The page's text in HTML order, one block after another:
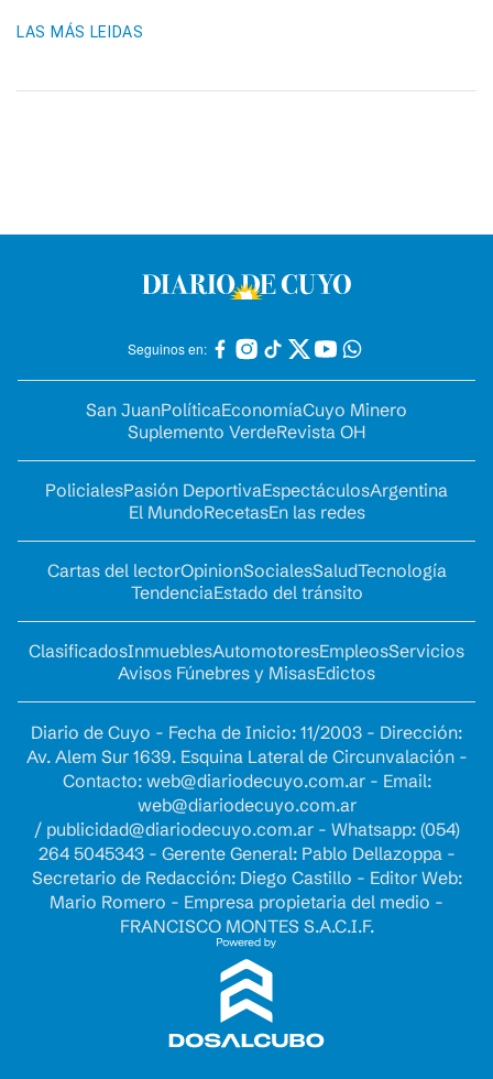
LAS MÁS LEIDAS
Seguinos en:
San JuanPolíticaEconomíaCuyo Minero
Suplemento VerdeRevista OH
PolicialesPasión DeportivaEspectáculosArgentina
El MundoRecetasEn las redes
Cartas del lectorOpinionSocialesSaludTecnología
TendenciaEstado del tránsito
ClasificadosInmueblesAutomotoresEmpleosServicios
Avisos Fúnebres y MisasEdictos
Diario de Cuyo - Fecha de Inicio: 11/2003 - Dirección:
Av. Alem Sur 1639. Esquina Lateral de Circunvalación -
Contacto: web@diariodecuyo.com.ar- Email:
web@diariodecuyo.com.ar
/ publicidad@diariodecuyo.com.ar- Whatsapp: (054)
264 5045343 - Gerente General: Pablo Dellazoppa -
Secretario de Redacción: Diego Castillo - Editor Web:
Mario Romero - Empresa propietaria del medio -
FRANCISCO MONTES S.A.C.I.F.